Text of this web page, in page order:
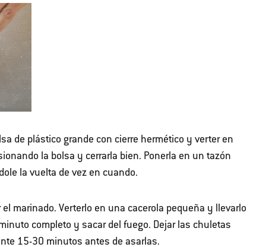
de plástico grande con cierre hermético y verter en
la bolsa y cerrarla bien. Ponerla en un tazón
la vuelta de vez en cuando.
marinado. Verterlo en una cacerola pequeña y llevarlo
completo y sacar del fuego. Dejar las chuletas
15-30 minutos antes de asarlas.